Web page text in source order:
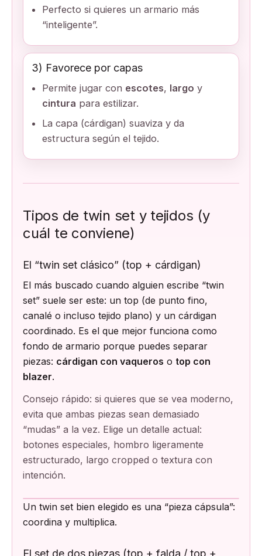
Perfecto si quieres un armario más
“inteligente”.
3) Favorece por capas
Permite jugar con escotes, largo y
cintura para estilizar.
La capa (cárdigan) suaviza y da
estructura según el tejido.
Tipos de twin set y tejidos (y
cuál te conviene)
El “twin set clásico” (top + cárdigan)
El más buscado cuando alguien escribe “twin
set” suele ser este: un top (de punto fino,
canalé o incluso tejido plano) y un cárdigan
coordinado. Es el que mejor funciona como
fondo de armario porque puedes separar
piezas: cárdigan con vaqueros o top con
blazer.
Consejo rápido: si quieres que se vea moderno,
evita que ambas piezas sean demasiado
“mudas” a la vez. Elige un detalle actual:
botones especiales, hombro ligeramente
estructurado, largo cropped o textura con
intención.
Un twin set bien elegido es una “pieza cápsula”:
coordina y multiplica.